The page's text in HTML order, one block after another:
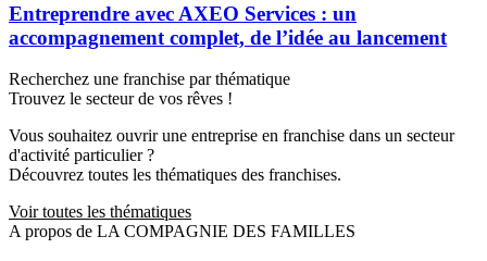
Entreprendre avec AXEO Services : un
accompagnement complet, de l’idée au lancement
Recherchez une franchise par thématique
Trouvez le secteur de vos rêves !
Vous souhaitez ouvrir une entreprise en franchise dans un secteur
d'activité particulier ?
Découvrez toutes les thématiques des franchises.
Voir toutes les thématiques
A propos de LA COMPAGNIE DES FAMILLES